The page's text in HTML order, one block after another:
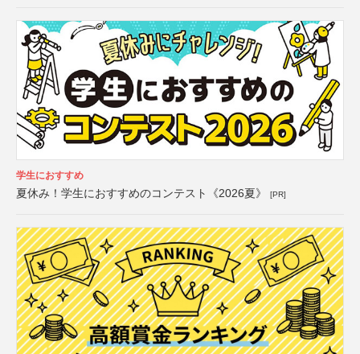
学生におすすめ
夏休み！学生におすすめのコンテスト《2026夏》 [PR]